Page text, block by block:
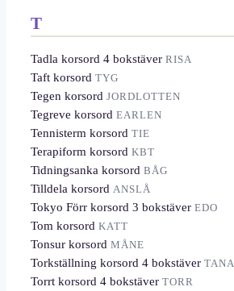
T
Tadla korsord 4 bokstäver RISA
Taft korsord TYG
Tegen korsord JORDLOTTEN
Tegreve korsord EARLEN
Tennisterm korsord TIE
Terapiform korsord KBT
Tidningsanka korsord BÅG
Tilldela korsord ANSLÅ
Tokyo Förr korsord 3 bokstäver EDO
Tom korsord KATT
Tonsur korsord MÅNE
Torkställning korsord 4 bokstäver TANA
Torrt korsord 4 bokstäver TORR